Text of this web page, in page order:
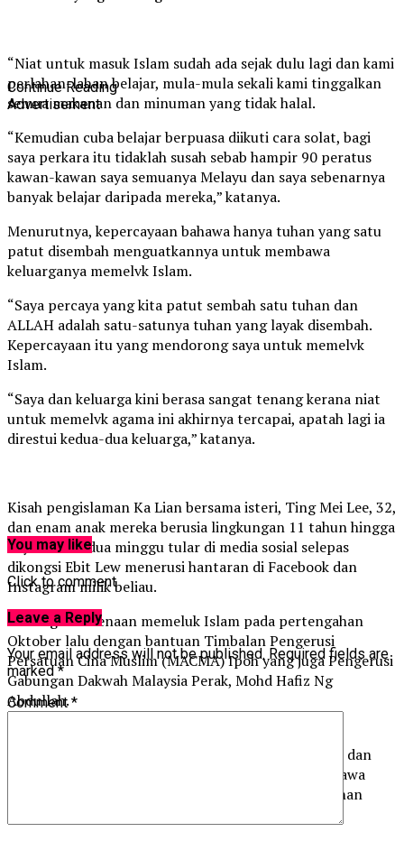
“Niat untuk masuk Islam sudah ada sejak dulu lagi dan kami
perlahan-lahan belajar, mula-mula sekali kami tinggalkan
semua makanan dan minuman yang tidak halal.
“Kemudian cuba belajar berpuasa diikuti cara solat, bagi
saya perkara itu tidaklah susah sebab hampir 90 peratus
kawan-kawan saya semuanya Melayu dan saya sebenarnya
banyak belajar daripada mereka,” katanya.
Menurutnya, kepercayaan bahawa hanya tuhan yang satu
patut disembah menguatkannya untuk membawa
keluarganya memelvk Islam.
“Saya percaya yang kita patut sembah satu tuhan dan
ALLAH adalah satu-satunya tuhan yang layak disembah.
Kepercayaan itu yang mendorong saya untuk memelvk
Islam.
“Saya dan keluarga kini berasa sangat tenang kerana niat
untuk memelvk agama ini akhirnya tercapai, apatah lagi ia
direstui kedua-dua keluarga,” katanya.
Kisah pengislaman Ka Lian bersama isteri, Ting Mei Lee, 32,
dan enam anak mereka berusia lingkungan 11 tahun hingga
bayi berusia dua minggu tular di media sosial selepas
dikongsi Ebit Lew menerusi hantaran di Facebook dan
Instagram milik beliau.
Keluarga berkenaan memeluk Islam pada pertengahan
Oktober lalu dengan bantuan Timbalan Pengerusi
Persatuan Cina Muslim (MACMA) Ipoh yang juga Pengerusi
Gabungan Dakwah Malaysia Perak, Mohd Hafiz Ng
Abdullah.
sebenarnya tidak menjangkakan kehadiran Ebit Lew dan
mengakui sangat terperanjat melihat kereta membawa
pendakwah itu berhenti di hadapan gerai buah-buahan
Continue Reading
Advertisement
You may like
Click to comment
Leave a Reply
Your email address will not be published. Required fields are
marked*
Comment*